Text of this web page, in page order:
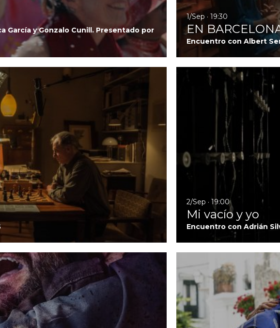
García y Gonzalo Cunill. Presentado por
1/Sep · 19:30
EN
Encuentro con Albert
2/Sep · 19:00
Mi vacío y yo
Encuentro con Adrián